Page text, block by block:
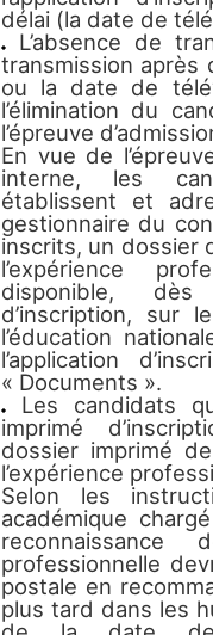
délai (la date de
L’absence de
transmission
ou la date de
l’élimination du
l’épreuve
En vue de
interne, les
établissent et
gestionnaire du
inscrits, un dossier
l’expérience
disponible,
d’inscription, sur
l’éducation
l’application
« Documents ».
Les candidats
imprimé
dossier imprimé
l’expérience
Selon les
académique
reconnaissance
professionnelle
postale en
plus tard dans les